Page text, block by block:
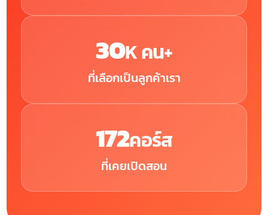
30K คน+
ที่เลือกเป็นลูกค้าเรา
172คอร์ส
ที่เคยเปิดสอน